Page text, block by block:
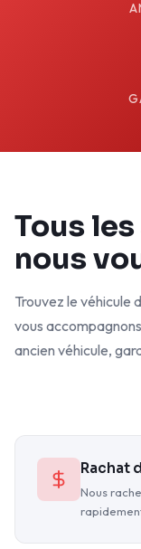
Tous
nous
Trouvez le véhicule
vous
ancien véhicule,
Rachat
Nous